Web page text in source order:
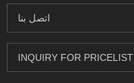
اتصل بنا
INQUIRY FOR PRICELIST